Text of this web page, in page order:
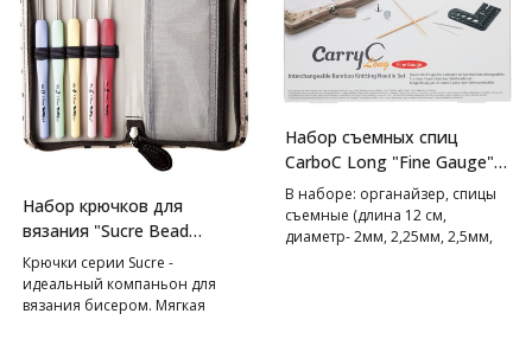
Набор крючков для
вязания "Sucre Bead
Crochet" Tulip
Крючки серии Sucre -
идеальный компаньон для
вязания бисером. Мягкая
Набор съемных спиц
CarboC Long "Fine Gauge"
Tulip
В наборе: органайзер, спицы
съемные (длина 12 см,
диаметр- 2мм, 2,25мм, 2,5мм,